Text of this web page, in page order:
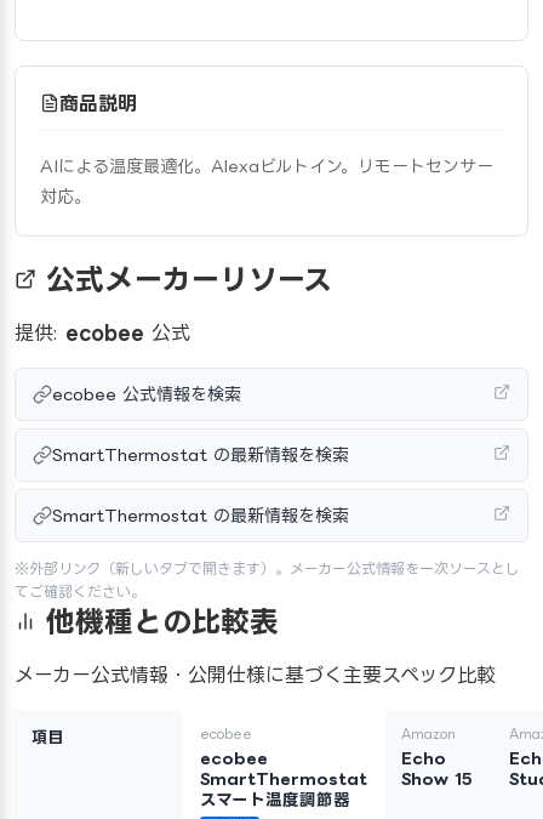
商品説明
AIによる温度最適化。Alexaビルトイン。リモートセンサー
対応。
公式メーカーリソース
提供: ecobee 公式
ecobee 公式情報を検索
SmartThermostat の最新情報を検索
SmartThermostat の最新情報を検索
※外部リンク（新しいタブで開きます）。メーカー公式情報を一次ソースとし
てご確認ください。
他機種との比較表
メーカー公式情報・公開仕様に基づく主要スペック比較
項目 ecobee
ecobee
SmartThermostat
スマート温度調節器
Amazon
Echo
Show 15